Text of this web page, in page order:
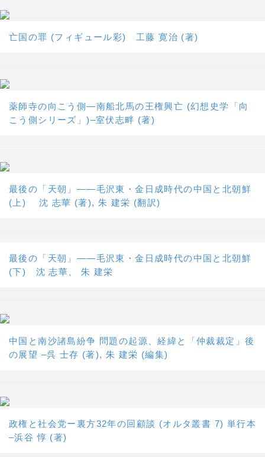
亡国の罪 (フィギュール彩) 工藤 寛治 (著)
薬師寺の向こう側―南船北馬の王権興亡 (幻想史学「向
こう側シリーズ」)–室伏志畔 (著)
最後の「天朝」――毛沢東・金日成時代の中国と北朝鮮
(上) 沈 志華 (著), 朱 建栄 (翻訳)
最後の「天朝」――毛沢東・金日成時代の中国と北朝鮮
(下) 沈 志華、 朱 建栄
中国と南沙諸島紛争 問題の起源、経緯と「仲裁裁定」後
の展望 –呉 士存 (著), 朱 建栄 (編集)
政権と社会党ー裏方32年の回顧談 (オルタ叢書 7) 単行本
–浜谷 惇 (著)